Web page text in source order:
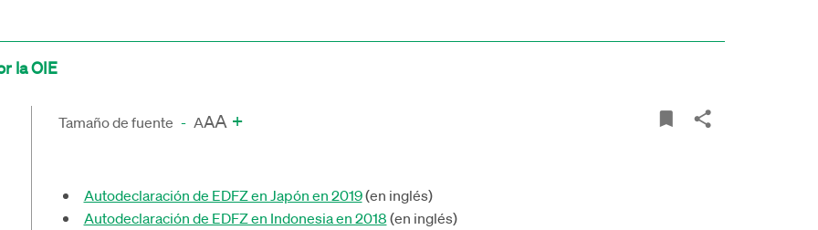
la OIE
Tamaño de fuente - AAA +
Autodeclaración de EDFZ en Japón en 2019(en inglés)
Autodeclaración de EDFZ en Indonesia en 2018(en inglés)